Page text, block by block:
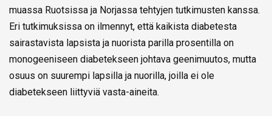
muassa Ruotsissa ja Norjassa tehtyjen tutkimusten kanssa.
Eri tutkimuksissa on ilmennyt, että kaikista diabetesta
sairastavista lapsista ja nuorista parilla prosentilla on
monogeeniseen diabetekseen johtava geenimuutos, mutta
osuus on suurempi lapsilla ja nuorilla, joilla ei ole
diabetekseen liittyviä vasta-aineita.